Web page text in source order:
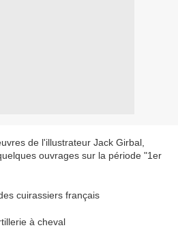
de l'illustrateur Jack Girbal,
ouvrages sur la période "1er
cuirassiers français
à cheval